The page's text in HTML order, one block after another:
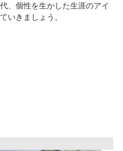
、個性を生かした生涯のアイ
いきましょう。